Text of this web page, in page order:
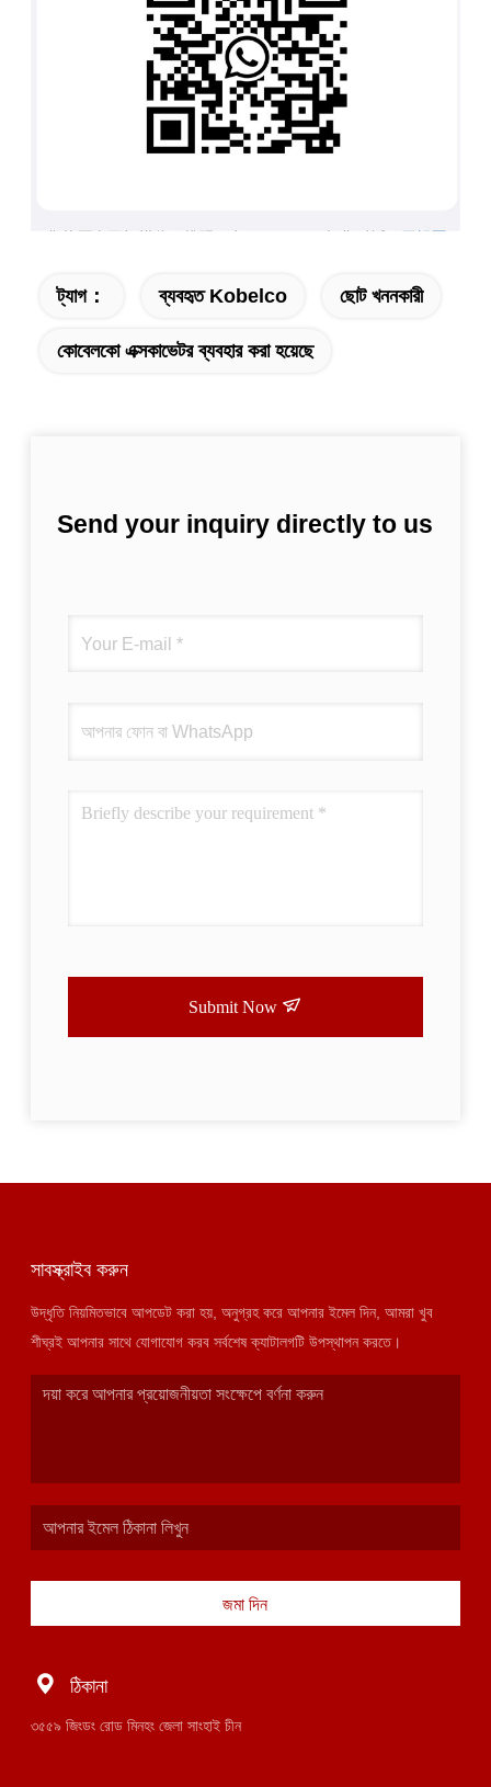
ট্যাগ： ব্যবহৃত Kobelco ছোট খননকারী
কোবেলকো এক্সকাভেটর ব্যবহার করা হয়েছে
Send your inquiry directly to us
Submit Now
সাবস্ক্রাইব করুন
উদ্ধৃতি নিয়মিতভাবে আপডেট করা হয়, অনুগ্রহ করে আপনার ইমেল দিন, আমরা খুব
শীঘ্রই আপনার সাথে যোগাযোগ করব সর্বশেষ ক্যাটালগটি উপস্থাপন করতে।
জমা দিন
ঠিকানা
৩৫৫৯ জিংডং রোড মিনহং জেলা সাংহাই চীন